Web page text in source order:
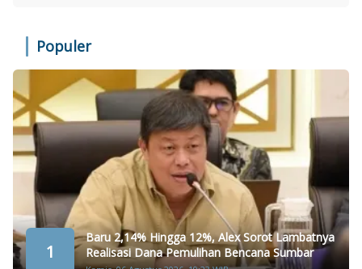
Populer
1
Baru 2,14% Hingga 12%, Alex Sorot Lambatnya
Realisasi Dana Pemulihan Bencana Sumbar